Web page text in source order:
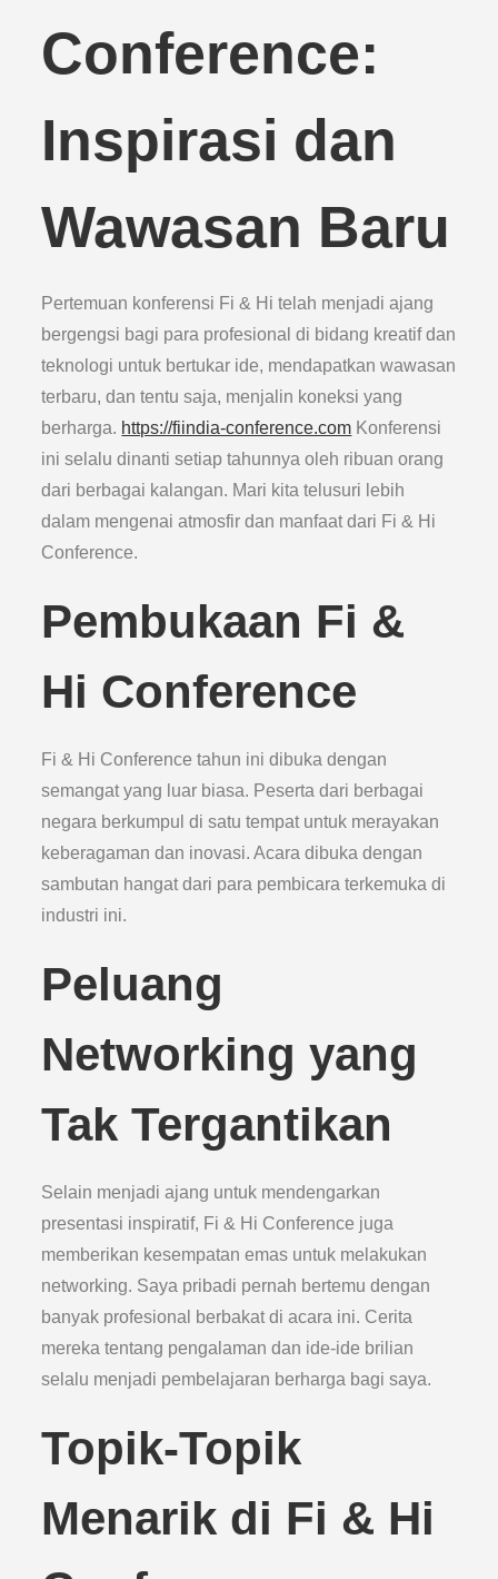
Conference:
Inspirasi dan
Wawasan Baru
Pertemuan konferensi Fi & Hi telah menjadi ajang
bergengsi bagi para profesional di bidang kreatif dan
teknologi untuk bertukar ide, mendapatkan wawasan
terbaru, dan tentu saja, menjalin koneksi yang
berharga. https://fiindia-conference.com Konferensi
ini selalu dinanti setiap tahunnya oleh ribuan orang
dari berbagai kalangan. Mari kita telusuri lebih
dalam mengenai atmosfir dan manfaat dari Fi & Hi
Conference.
Pembukaan Fi &
Hi Conference
Fi & Hi Conference tahun ini dibuka dengan
semangat yang luar biasa. Peserta dari berbagai
negara berkumpul di satu tempat untuk merayakan
keberagaman dan inovasi. Acara dibuka dengan
sambutan hangat dari para pembicara terkemuka di
industri ini.
Peluang
Networking yang
Tak Tergantikan
Selain menjadi ajang untuk mendengarkan
presentasi inspiratif, Fi & Hi Conference juga
memberikan kesempatan emas untuk melakukan
networking. Saya pribadi pernah bertemu dengan
banyak profesional berbakat di acara ini. Cerita
mereka tentang pengalaman dan ide-ide brilian
selalu menjadi pembelajaran berharga bagi saya.
Topik-Topik
Menarik di Fi & Hi